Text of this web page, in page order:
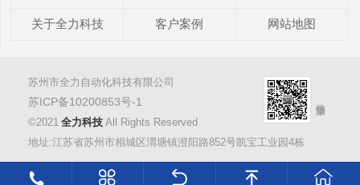
关于全力科技 客户案例 网站地图
苏州市全力自动化科技有限公司
苏ICP备10200853号-1
©2021 全力科技 All Rights Reserved
地址:江苏省苏州市相城区渭塘镇澄阳路852号凯宝工业园4栋